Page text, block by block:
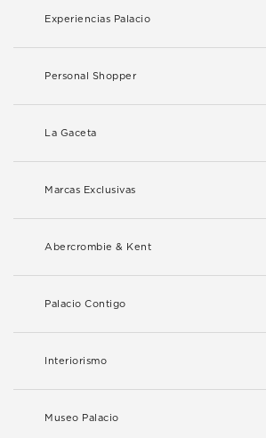
Experiencias Palacio
Personal Shopper
La Gaceta
Marcas Exclusivas
Abercrombie & Kent
Palacio Contigo
Interiorismo
Museo Palacio